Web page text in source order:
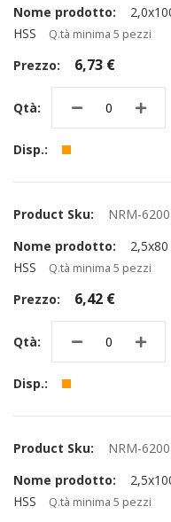
HSS
Q.tà minima 5 pezzi
6,73 €
NRM-
HSS
Q.tà minima 5 pezzi
6,42 €
NRM-
HSS
Q.tà minima 5 pezzi